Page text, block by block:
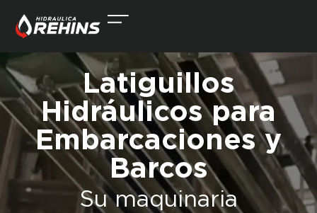
Latiguillos
Hidráulicos para
Embarcaciones y
Barcos
Su maquinaria